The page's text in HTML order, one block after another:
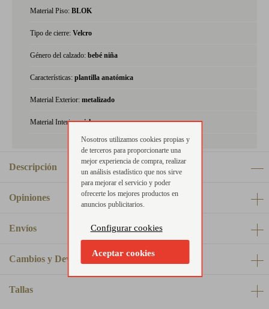
Material Piso: BLOK
Tipo de cierre: Velcro
Género del calzado: bebé niña
Características: plantilla anatómica
Material Exterior: metalizado
Material Interior:piel
Descripción
Opiniones
Envíos
Cambios y Devoluciones
Tallas
Nosotros utilizamos cookies propias y
de terceros para proporcionarte una
mejor experiencia de compra, realizar
un análisis estadístico que nos sirve
para mejorar el servicio y poder
ofrecerte los mejores productos en
anuncios publicitarios.
Configurar cookies
Aceptar cookies